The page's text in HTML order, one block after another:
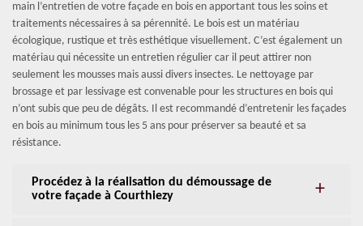
main l’entretien de votre façade en bois en apportant tous les soins et
traitements nécessaires à sa pérennité. Le bois est un matériau
écologique, rustique et très esthétique visuellement. C’est également un
matériau qui nécessite un entretien régulier car il peut attirer non
seulement les mousses mais aussi divers insectes. Le nettoyage par
brossage et par lessivage est convenable pour les structures en bois qui
n’ont subis que peu de dégâts. Il est recommandé d’entretenir les façades
en bois au minimum tous les 5 ans pour préserver sa beauté et sa
résistance.
Procédez à la réalisation du démoussage de
votre façade à Courthiezy